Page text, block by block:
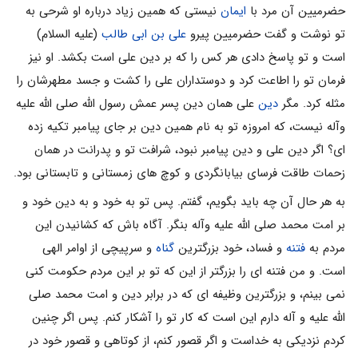
حضرمیین آن مرد با ایمان نیستى که همین زیاد درباره او شرحى به
تو نوشت و گفت حضرمیین پیرو على بن ابى طالب (علیه السلام)
است و تو پاسخ دادى هر کس را که بر دین على است بکشد. او نیز
فرمان تو را اطاعت کرد و دوستداران على را کشت و جسد مطهرشان را
مثله کرد. مگر دین على همان دین پسر عمش رسول الله صلی الله علیه
وآله نیست، که امروزه تو به نام همین دین بر جاى پیامبر تکیه زده
اى؟ اگر دین على و دین پیامبر نبود، شرافت تو و پدرانت در همان
زحمات طاقت فرساى بیابانگردى و کوچ هاى زمستانى و تابستانى بود.
به هر حال آن چه باید بگویم، گفتم. پس تو به خود و به دین خود و
بر امت محمد صلی الله علیه وآله بنگر. آگاه باش که کشانیدن این
مردم به فتنه و فساد، خود بزرگترین گناه و سرپیچى از اوامر الهى
است. و من فتنه اى را بزرگتر از این که تو بر این مردم حکومت کنى
نمى بینم، و بزرگترین وظیفه اى که در برابر دین و امت محمد صلی
الله علیه و آله دارم این است که کار تو را آشکار کنم. پس اگر چنین
کردم نزدیکى به خداست و اگر قصور کنم، از کوتاهى و قصور خود در